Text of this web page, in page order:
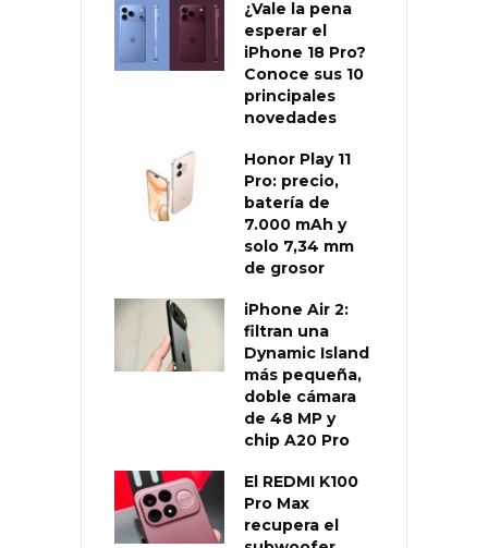
¿Vale la pena
esperar el
iPhone 18 Pro?
Conoce sus 10
principales
novedades
Honor Play 11
Pro: precio,
batería de
7.000 mAh y
solo 7,34 mm
de grosor
iPhone Air 2:
filtran una
Dynamic Island
más pequeña,
doble cámara
de 48 MP y
chip A20 Pro
El REDMI K100
Pro Max
recupera el